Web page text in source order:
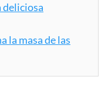
deliciosa
la masa de las